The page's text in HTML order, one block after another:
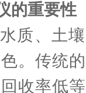
的重要性
质、土
。传统
收率低